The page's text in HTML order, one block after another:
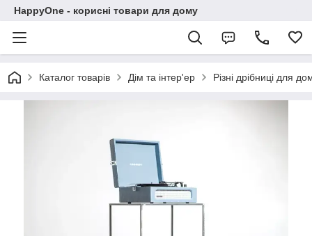
HappyOne - корисні товари для дому
Каталог товарів Дім та інтер'ер Різні дрібниці для